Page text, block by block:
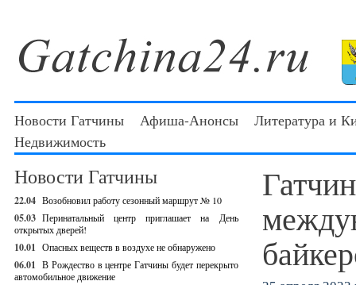
Новости Гатчины Афиша-Анонсы
Литература и
Недвижимость
Новости Гатчины
22.04 Возобновил работу сезонный маршрут № 10
05.03 Перинатальный центр приглашает на День
открытых дверей!
10.01 Опасных веществ в воздухе не обнаружено
06.01 В Рождество в центре Гатчины будет перекрыто
автомобильное движение